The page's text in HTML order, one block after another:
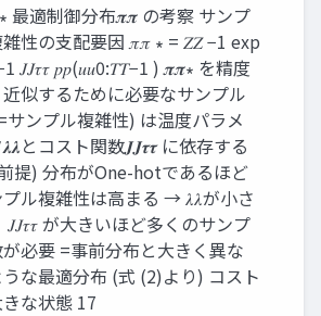
最適制御分布𝝅𝝅 の考察 サンプ
性の支配要因 𝜋𝜋 ∗ = 𝑍𝑍 −1 exp
𝐽𝐽𝜏𝜏 𝑝𝑝(𝑢𝑢0:𝑇𝑇−1 ) 𝝅𝝅∗ を精度
近似するために必要なサンプル
サンプル複雑性) は温度パラメ
とコスト関数𝑱𝑱𝝉𝝉 に依存する
提) 分布がOne-hotであるほど
ル複雑性は高まる → 𝜆𝜆が小さ
𝐽𝐽𝜏𝜏 が大きいほど多くのサンプ
必要 =事前分布と大きく異な
うな最適分布 (式 (2)より) コスト
な状態 17